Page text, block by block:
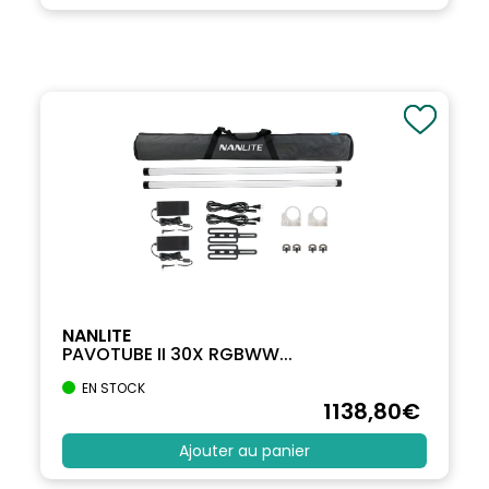
NANLITE
PAVOTUBE II 30X RGBWW...
EN STOCK
1138,80€
Ajouter au panier